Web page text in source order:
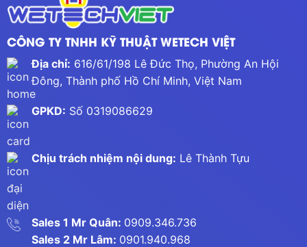
CÔNG TY TNHH KỸ THUẬT WETECH VIỆT
Địa chỉ: 616/61/198 Lê Đức Thọ, Phường An Hội
Đông, Thành phố Hồ Chí Minh, Việt Nam
GPKD: Số 0319086629
Chịu trách nhiệm nội dung: Lê Thành Tựu
Sales 1 Mr Quân: 0909.346.736
Sales 2 Mr Lâm: 0901.940.968